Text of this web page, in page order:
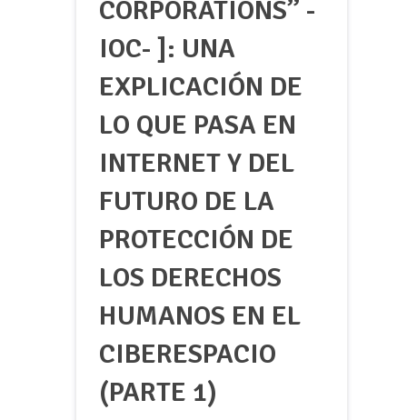
CORPORATIONS” -
IOC- ]: UNA
EXPLICACIÓN DE
LO QUE PASA EN
INTERNET Y DEL
FUTURO DE LA
PROTECCIÓN DE
LOS DERECHOS
HUMANOS EN EL
CIBERESPACIO
(PARTE 1)